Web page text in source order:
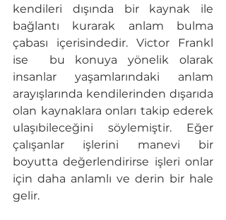
kendileri dışında bir kaynak ile
bağlantı kurarak anlam bulma
çabası içerisindedir. Victor Frankl
ise  bu konuya yönelik olarak
insanlar yaşamlarındaki anlam
arayışlarında kendilerinden dışarıda
olan kaynaklara onları takip ederek
ulaşıbileceğini söylemiştir. Eğer
çalışanlar işlerini manevi bir
boyutta değerlendirirse işleri onlar
için daha anlamlı ve derin bir hale
gelir.